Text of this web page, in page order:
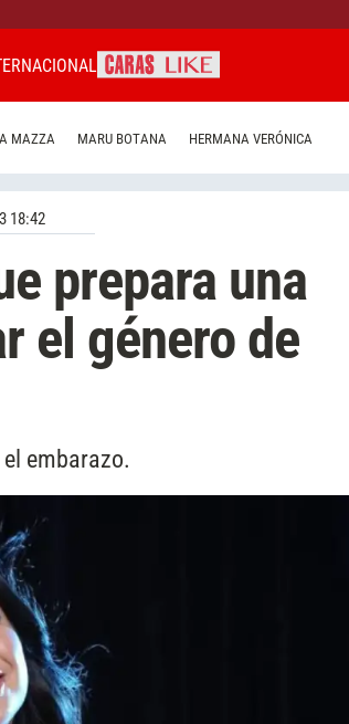
MAZZA MARU BOTANA HERMANA VERÓNICA
18:42
prepara una
el género de
embarazo.